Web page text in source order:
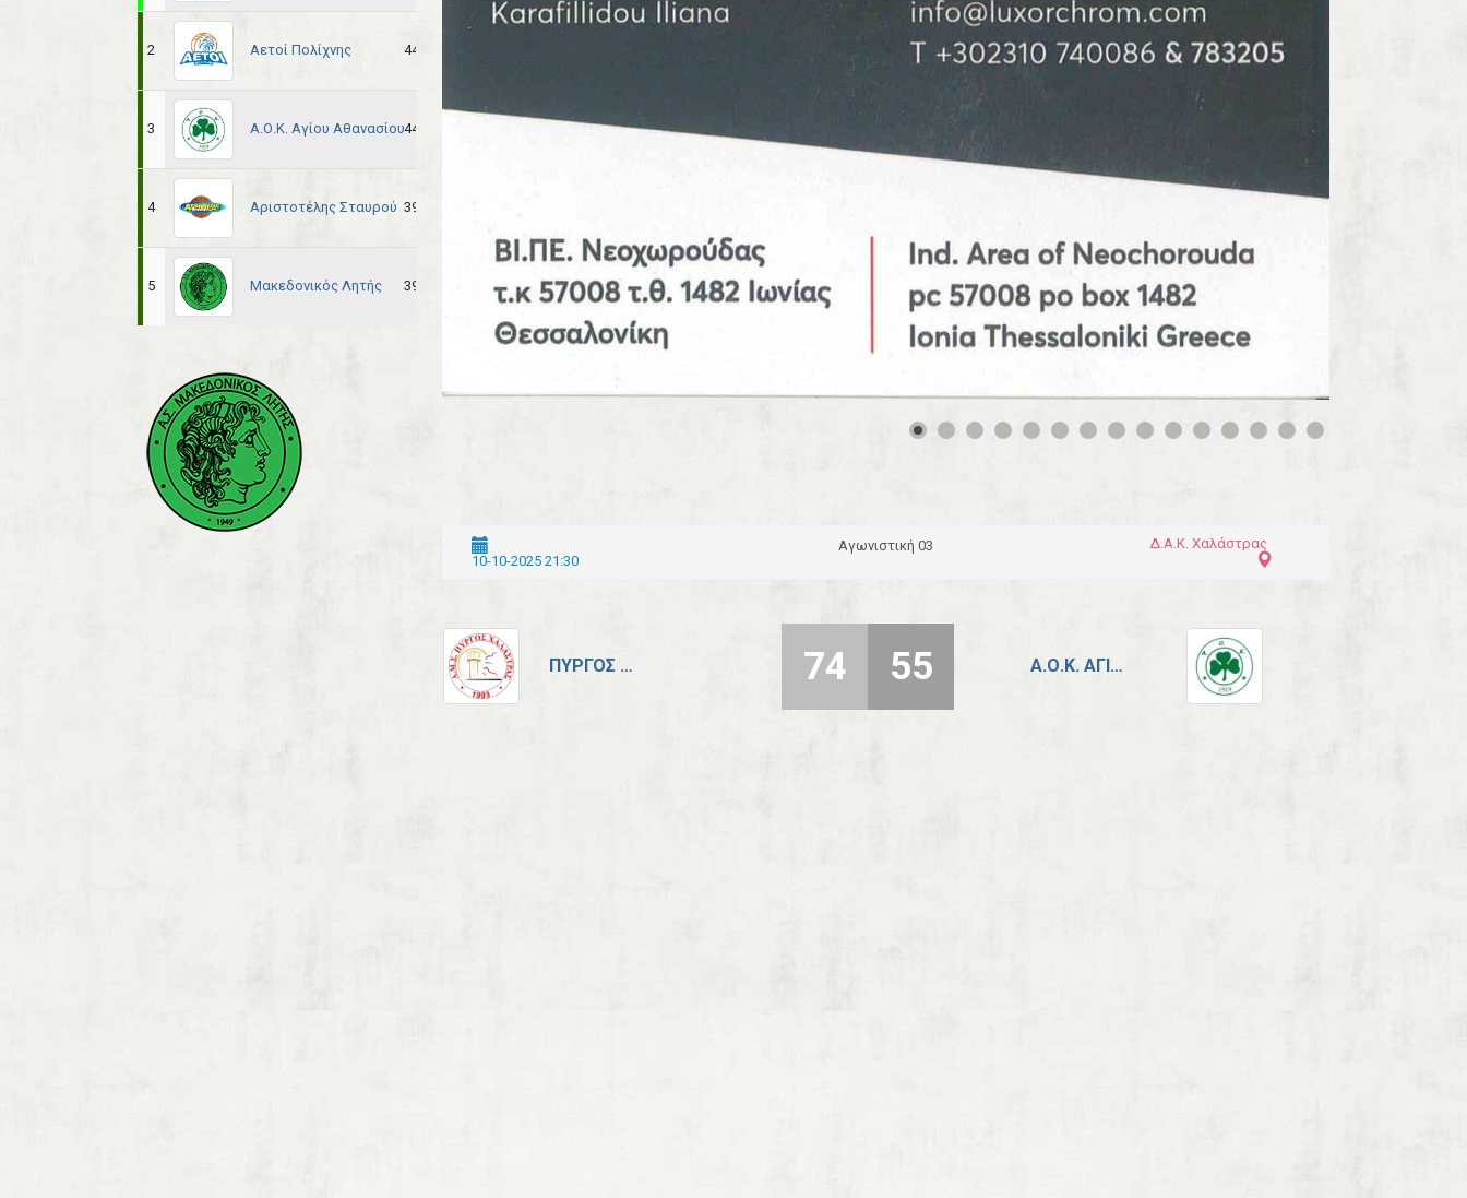
2 Αετοί Πολίχνης 44
3 Α.Ο.Κ. Αγίου Αθανασίου44
4 Αριστοτέλης Σταυρού 39
5 Μακεδονικός Λητής 39
10-10-2025 21:30
Αγωνιστική 03 Δ.Α.Κ. Χαλάστρας
ΠΎΡΓΟΣ ΧΑΛΆΣΤΡΑΣ Α.Ο.Κ. ΑΓΊΟΥ ΑΘΑΝΑΣΊΟΥ
74 55